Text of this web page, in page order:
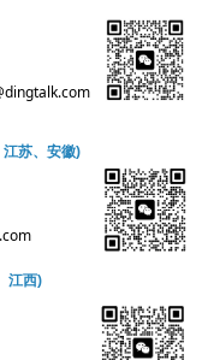
苏、安徽)
江西)